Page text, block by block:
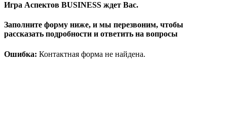
Игра Аспектов BUSINESS ждет Вас.
Заполните форму ниже, и мы перезвоним, чтобы
рассказать подробности и ответить на вопросы
Ошибка: Контактная форма не найдена.